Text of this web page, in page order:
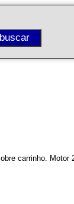
carrinho. Motor